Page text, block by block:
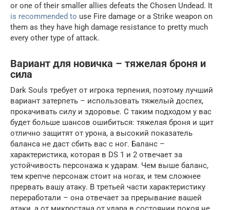
or one of their smaller allies defeats the Chosen Undead. It
is recommended to use Fire damage or a Strike weapon on
them as they have high damage resistance to pretty much
every other type of attack.
Вариант для новичка – тяжелая броня и
сила
Dark Souls требует от игрока терпения, поэтому лучший
вариант затерпеть – использовать тяжелый доспех,
прокачивать силу и здоровье. С таким подходом у вас
будет больше шансов ошибиться: тяжелая броня и щит
отлично защитят от урона, а высокий показатель
баланса не даст сбить вас с ног. Баланс –
характеристика, которая в DS 1 и 2 отвечает за
устойчивость персонажа к ударам. Чем выше баланс,
тем крепче персонаж стоит на ногах, и тем сложнее
прервать вашу атаку. В третьей части характеристику
переработали – она отвечает за прерывание вашей